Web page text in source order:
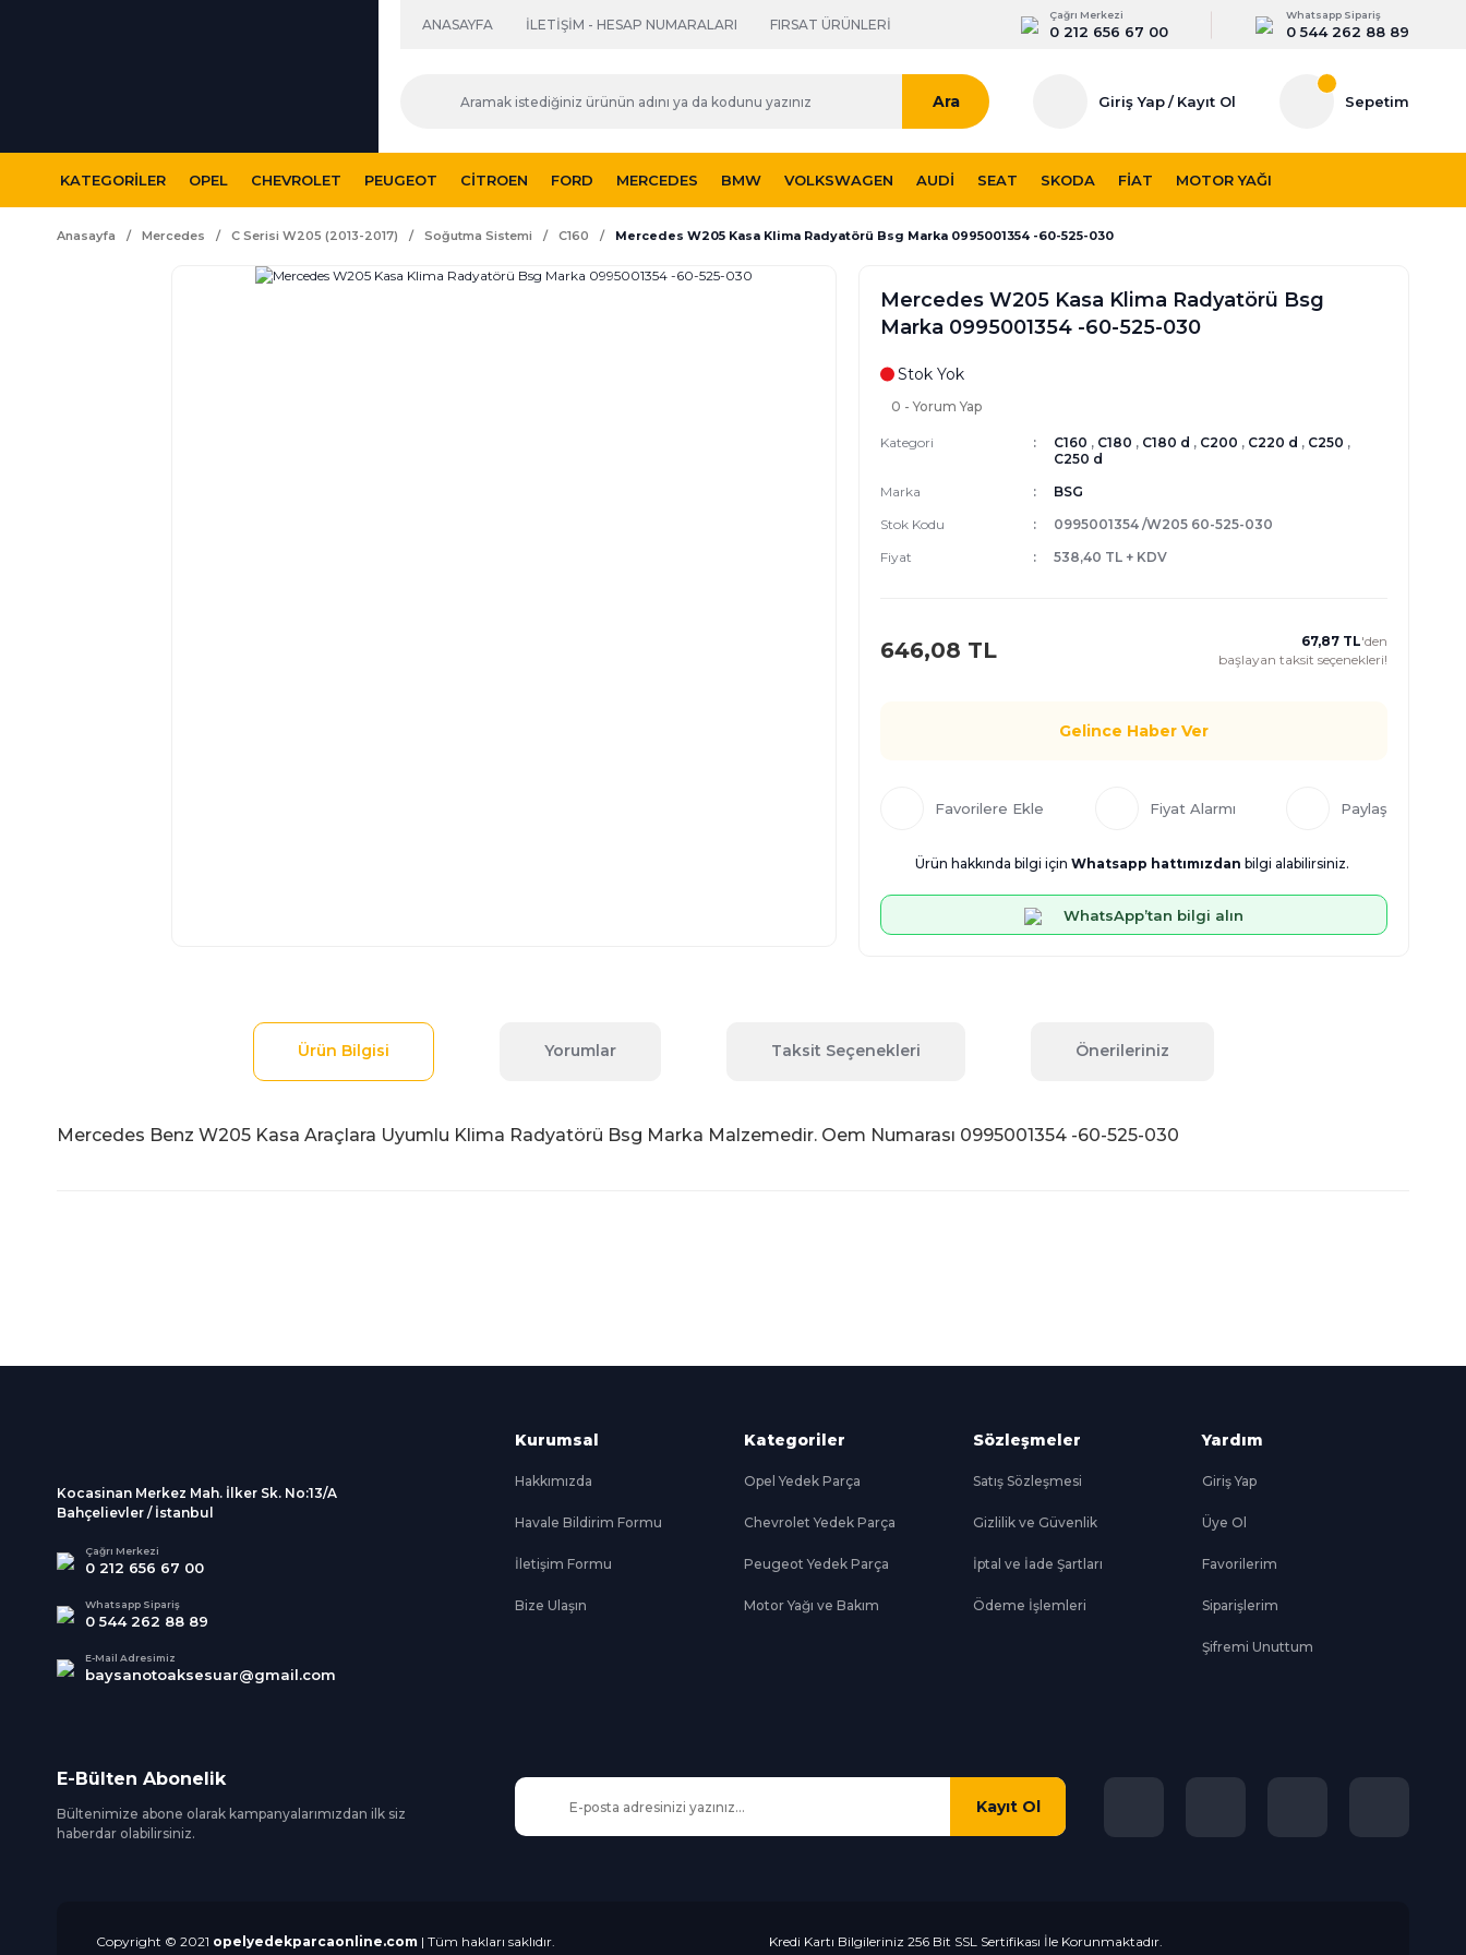
ANASAYFA İLETİŞİM - HESAP NUMARALARI FIRSAT ÜRÜNLERİ
Çağrı Merkezi
0 212 656 67 00
Whatsapp Sipariş
0 544 262 88 89
Ara Giriş Yap/ Kayıt Ol Sepetim
KATEGORILER OPEL CHEVROLET PEUGEOT CITROEN FORD MERCEDES BMW VOLKSWAGEN AUDI SEAT SKODA FIAT MOTOR YAĞI
Anasayfa Mercedes C Serisi W205 (2013-2017) Soğutma Sistemi C160 Mercedes W205 Kasa Klima Radyatörü Bsg Marka 0995001354 -60-525-030
Mercedes W205 Kasa Klima Radyatörü Bsg
Marka 0995001354 -60-525-030
Stok Yok
0 - Yorum Yap
Kategori C160 , C180 , C180 d , C200 , C220 d , C250 ,
C250 d
Marka
BSG
Stok Kodu
0995001354 /W205 60-525-030
Fiyat
538,40 TL + KDV
646,08 TL 67,87 TL'den
başlayan taksit seçenekleri!
Gelince Haber Ver
Fiyat Alarmı Paylaş
Ürün hakkında bilgi için Whatsapp hattımızdan bilgi alabilirsiniz.
WhatsApp’tan bilgi alın
Ürün Bilgisi Yorumlar Taksit Seçenekleri Önerileriniz
Mercedes Benz W205 Kasa Araçlara Uyumlu Klima Radyatörü Bsg Marka Malzemedir. Oem Numarası 0995001354 -60-525-030
Kocasinan Merkez Mah. İlker Sk. No:13/A
Bahçelievler / İstanbul
Çağrı Merkezi
0 212 656 67 00
Whatsapp Sipariş
0 544 262 88 89
E-Mail Adresimiz
baysanotoaksesuar@gmail.com
Kurumsal
Hakkımızda
Havale Bildirim Formu
İletişim Formu
Bize Ulaşın
Kategoriler
Opel Yedek Parça
Chevrolet Yedek Parça
Peugeot Yedek Parça
Motor Yağı ve Bakım
Sözleşmeler
Satış Sözleşmesi
Gizlilik ve Güvenlik
İptal ve İade Şartları
Ödeme İşlemleri
Yardım
Giriş Yap
Üye Ol
Favorilerim
Siparişlerim
Şifremi Unuttum
E-Bülten Abonelik
Bültenimize abone olarak kampanyalarımızdan ilk siz
haberdar olabilirsiniz.
Kayıt Ol
Copyright © 2021 opelyedekparcaonline.com | Tüm hakları saklıdır. Kredi Kartı Bilgileriniz 256 Bit SSL Sertifikası İle Korunmaktadır.